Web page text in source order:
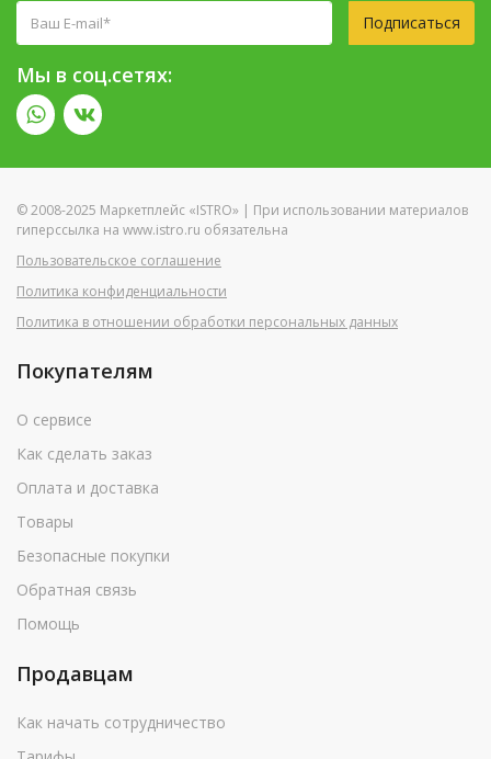
Подписаться
Мы в соц.сетях:
© 2008-2025 Маркетплейс «ISTRO» | При использовании материалов
гиперссылка на www.istro.ru обязательна
Пользовательское соглашение
Политика конфиденциальности
Политика в отношении обработки персональных данных
Покупателям
О сервисе
Как сделать заказ
Оплата и доставка
Товары
Безопасные покупки
Обратная связь
Помощь
Продавцам
Как начать сотрудничество